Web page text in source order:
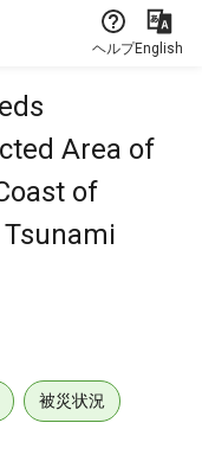
ヘルプEnglish
Area of
of
被災状況